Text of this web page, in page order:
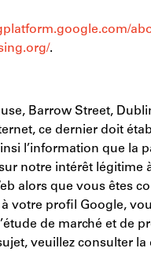
.
Barrow Street,
ce dernier doit
l’information que la
notre intérêt
alors que vous êtes
votre profil Google,
de marché et de
veuillez consulter